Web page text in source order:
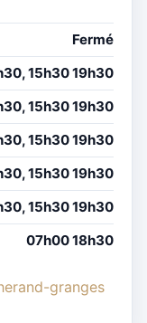
Fermé
15h30 19h30
15h30 19h30
15h30 19h30
15h30 19h30
15h30 19h30
07h00 18h30
granges